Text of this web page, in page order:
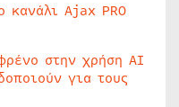
Ajax PRO
στην χρήση AI
για τους